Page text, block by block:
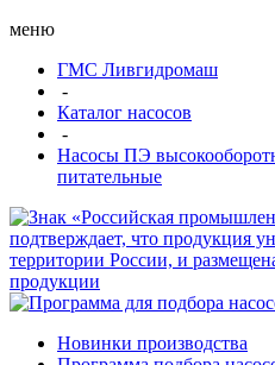
меню
ГМС Ливгидромаш
-
Каталог насосов
-
Насосы ПЭ
питательные
Новинки производства